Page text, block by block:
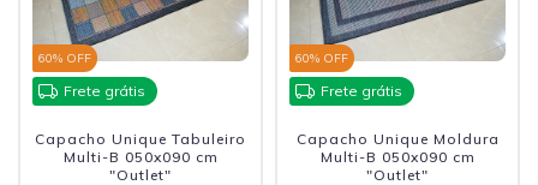
60% OFF
Frete grátis
Capacho Unique Tabuleiro
Multi-B 050x090 cm
"Outlet"
60% OFF
Frete grátis
Capacho Unique Moldura
Multi-B 050x090 cm
"Outlet"